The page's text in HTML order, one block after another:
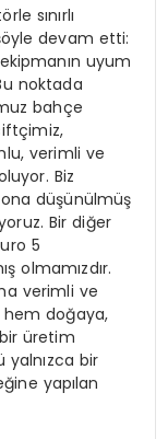
sınırlı
devam etti:
uyum
noktada
bahçe
verimli ve
Biz
düşünülmüş
Bir diğer
5
olmamızdır.
verimli ve
doğaya,
üretim
yalnızca bir
yapılan